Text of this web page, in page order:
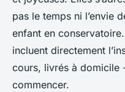
pas le temps ni l’envie
enfant en
incluent directement
cours, livrés à domicile
commencer.